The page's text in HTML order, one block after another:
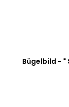
Bügelbild - "